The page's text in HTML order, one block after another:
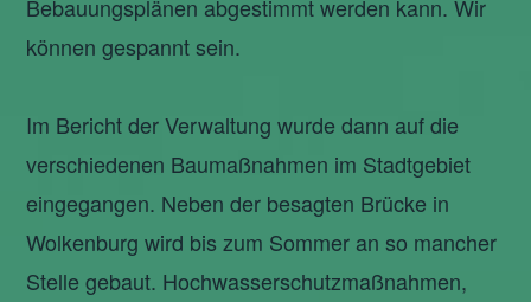
Bebauungsplänen abgestimmt werden kann. Wir
können gespannt sein.
Im Bericht der Verwaltung wurde dann auf die
verschiedenen Baumaßnahmen im Stadtgebiet
eingegangen. Neben der besagten Brücke in
Wolkenburg wird bis zum Sommer an so mancher
Stelle gebaut. Hochwasserschutzmaßnahmen,